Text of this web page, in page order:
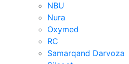
NBU
Nura
Oxymed
RC
Samarqand Darvoza